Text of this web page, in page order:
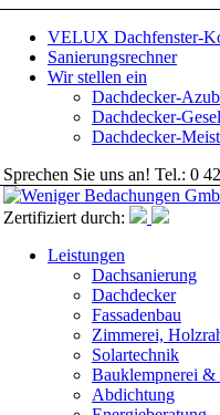
VELUX Dachfenster-
Sanierungsrechner
Wir stellen ein
Dachdecker-
Dachdecker-
Dachdecker-
Sprechen Sie uns an! Tel.: 0
Zertifiziert durch:
Leistungen
Dachsanierung
Dachdecker
Fassadenbau
Zimmerei,
Solartechnik
Bauklempnerei &
Abdichtung